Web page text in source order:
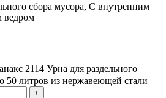
сбора мусора, С внутренним
ведром
2114 Урна для раздельного
50 литров из нержавеющей стали